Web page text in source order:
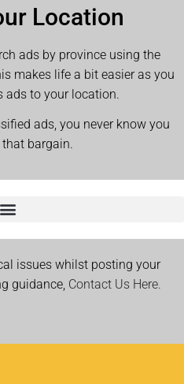
Location
ads by province using the
makes life a bit easier as you
ads to your location.
ads, you never know you
bargain.
issues whilst posting your
guidance, Contact Us Here.